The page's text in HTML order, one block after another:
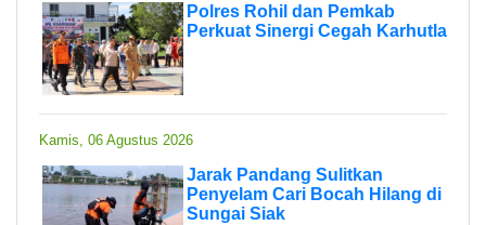
Polres Rohil dan Pemkab
Perkuat Sinergi Cegah Karhutla
Kamis, 06 Agustus 2026
Jarak Pandang Sulitkan
Penyelam Cari Bocah Hilang di
Sungai Siak